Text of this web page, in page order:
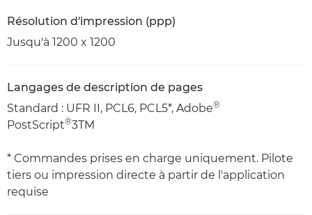
Résolution d'impression (ppp)
Jusqu'à 1200 x 1200
Langages de description de pages
Standard : UFR II, PCL6, PCL5*, Adobe®
PostScript®3TM
* Commandes prises en charge uniquement. Pilote
tiers ou impression directe à partir de l'application
requise